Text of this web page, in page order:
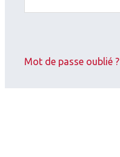
Mot de passe oublié ?